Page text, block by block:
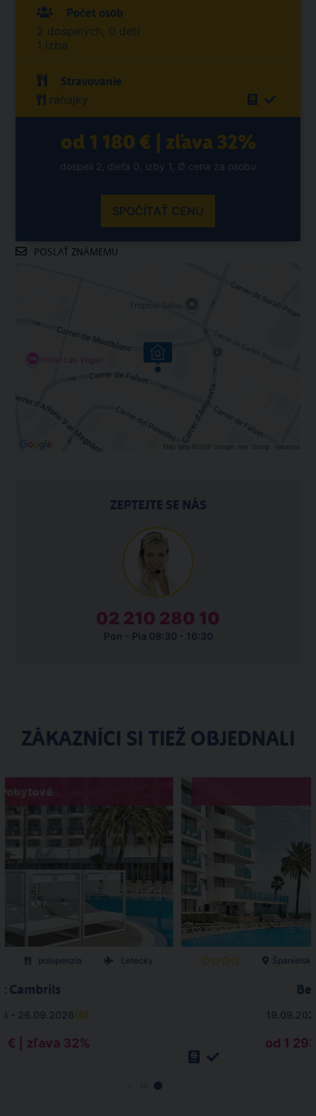
Počet osôb
2 dospelých, 0 detí
1 izba
Stravovanie
raňajky
od 1 180 € | zľava 32%
dospelí 2, dieťa 0, izby 1, Ø cena za osobu
SPOČÍTAŤ CENU
POSLAŤ ZNÁMEMU
ZEPTEJTE SE NÁS
02 210 280 10
Pon - Pia 08:30 - 16:30
ZÁKAZNÍCI SI TIEŽ OBJEDNALI
polopenzia Letecky
Cambrils
- 26.09.2026(8)
€ | zľava 32%
Španielsko
od 1